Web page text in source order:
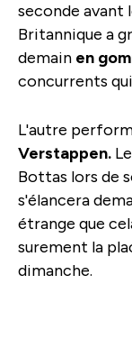
seconde avant
Britannique a
demain en
concurrents
L'autre
Verstappen.
Bottas lors de
s'élancera
étrange que
surement la
dimanche.